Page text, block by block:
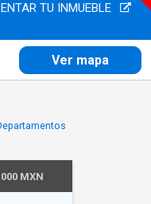
TU INMUEBLE
Ver mapa
MXN